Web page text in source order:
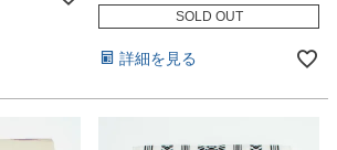
SOLD OUT
詳細を見る